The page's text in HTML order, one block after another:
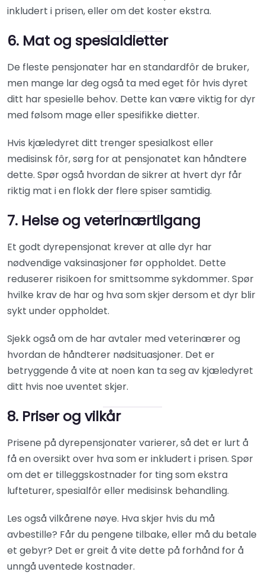
inkludert i prisen, eller om det koster ekstra.
6. Mat og spesialdietter
De fleste pensjonater har en standardfôr de bruker,
men mange lar deg også ta med eget fôr hvis dyret
ditt har spesielle behov. Dette kan være viktig for dyr
med følsom mage eller spesifikke dietter.
Hvis kjæledyret ditt trenger spesialkost eller
medisinsk fôr, sørg for at pensjonatet kan håndtere
dette. Spør også hvordan de sikrer at hvert dyr får
riktig mat i en flokk der flere spiser samtidig.
7. Helse og veterinærtilgang
Et godt dyrepensjonat krever at alle dyr har
nødvendige vaksinasjoner før oppholdet. Dette
reduserer risikoen for smittsomme sykdommer. Spør
hvilke krav de har og hva som skjer dersom et dyr blir
sykt under oppholdet.
Sjekk også om de har avtaler med veterinærer og
hvordan de håndterer nødsituasjoner. Det er
betryggende å vite at noen kan ta seg av kjæledyret
ditt hvis noe uventet skjer.
8. Priser og vilkår
Prisene på dyrepensjonater varierer, så det er lurt å
få en oversikt over hva som er inkludert i prisen. Spør
om det er tilleggskostnader for ting som ekstra
lufteturer, spesialfôr eller medisinsk behandling.
Les også vilkårene nøye. Hva skjer hvis du må
avbestille? Får du pengene tilbake, eller må du betale
et gebyr? Det er greit å vite dette på forhånd for å
unngå uventede kostnader.